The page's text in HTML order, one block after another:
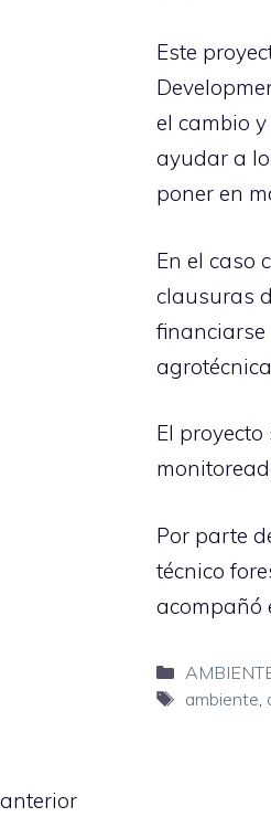
Este
el cambio
ayudar a
poner en
En el caso
clausuras
financiarse
El
Por parte
técnico
acompañó
Categorías
Etiquetas
ambiente,
anterior